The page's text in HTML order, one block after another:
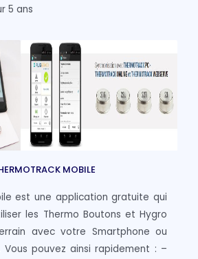
5 ans
MOBILE
est une application gratuite qui
les Thermo Boutons et Hygro
avec votre Smartphone ou
Vous pouvez ainsi rapidement : –